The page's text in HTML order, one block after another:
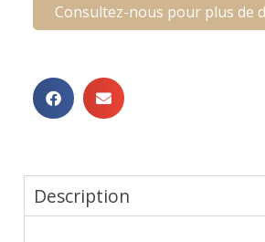
Consultez-nous pour plus de
Description